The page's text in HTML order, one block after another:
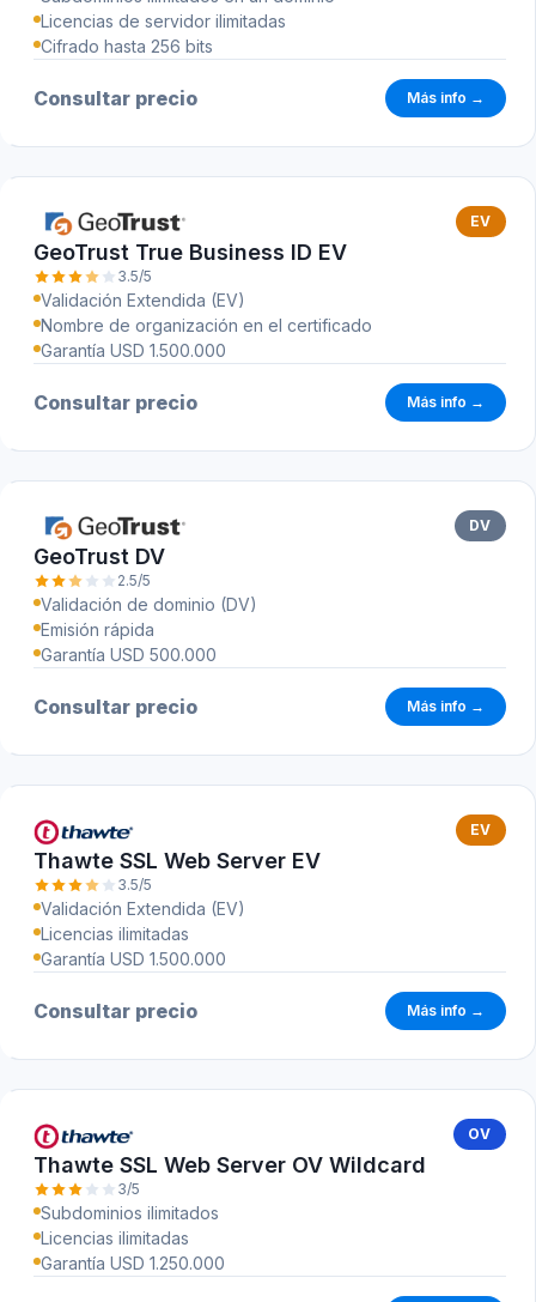
Licencias de servidor ilimitadas
Cifrado hasta 256 bits
Consultar precio Más info →
EV
GeoTrust True Business ID EV
3.5/5
Validación Extendida (EV)
Nombre de organización en el certificado
Garantía USD 1.500.000
Consultar precio Más info →
DV
GeoTrust DV
2.5/5
Validación de dominio (DV)
Emisión rápida
Garantía USD 500.000
Consultar precio Más info →
EV
Thawte SSL Web Server EV
3.5/5
Validación Extendida (EV)
Licencias ilimitadas
Garantía USD 1.500.000
Consultar precio Más info →
OV
Thawte SSL Web Server OV Wildcard
3/5
Subdominios ilimitados
Licencias ilimitadas
Garantía USD 1.250.000